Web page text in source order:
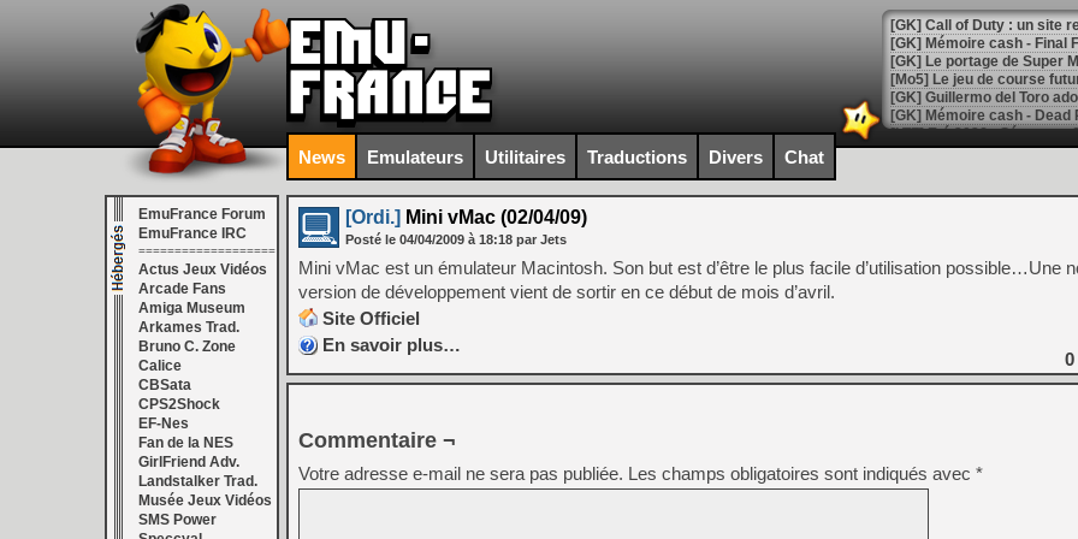
[GK] Le portage de Super
[Mo5] Le jeu de course
[GK] Guillermo del Toro
[LTF] Eté 2026 - Séquence
[GK] Mistfall Hunter :
[GK] Wo Long 2 évolue
[GK] Crossfire : un TPS à
[LS] [PS5] Premiers
[Mo5] DOOM arrive en
[GK] Bethesda fête les 30
[GK] Roblox : l'action en
[GK] Agenda - GeForce
[GK] Devolver Digital en a
[LS] [PS5] ps5-y2jb-
News Emulateurs Utilitaires Traductions Divers Chat
EmuFrance Forum
EmuFrance IRC
===================
Actus Jeux Vidéos
Arcade Fans
Amiga Museum
Arkames Trad.
Bruno C. Zone
Calice
CBSata
CPS2Shock
EF-Nes
Fan de la NES
GirlFriend Adv.
Landstalker Trad.
Musée Jeux Vidéos
SMS Power
[Ordi.] Mini vMac (02/04/09)
Posté le 04/04/2009 à 18:18 par Jets
Mini vMac est un émulateur Macintosh. Son but est d’être le plus facile d’utilisation possible…Une
version de développement vient de sortir en ce début de mois d’avril.
Site Officiel
En savoir plus…
0
Commentaire ¬
Votre adresse e-mail ne sera pas publiée. Les champs obligatoires sont indiqués avec *